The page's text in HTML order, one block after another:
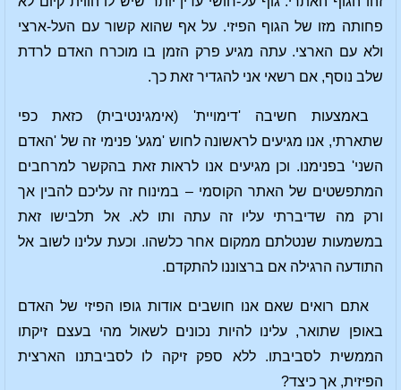
פחותה מזו של הגוף הפיזי. על אף שהוא קשור עם העל-ארצי
ולא עם הארצי. עתה מגיע פרק הזמן בו מוכרח האדם לרדת
שלב נוסף, אם רשאי אני להגדיר זאת כך.
באמצעות חשיבה 'דימויית' (אימגינטיבית) כזאת כפי
שתארתי, אנו מגיעים לראשונה לחוש 'מגע' פנימי זה של 'האדם
השני' בפנימנו. וכן מגיעים אנו לראות זאת בהקשר למרחבים
המתפשטים של האתר הקוסמי – במינוח זה עליכם להבין אך
ורק מה שדיברתי עליו זה עתה ותו לא. אל תלבישו זאת
במשמעות שנטלתם ממקום אחר כלשהו. וכעת עלינו לשוב אל
התודעה הרגילה אם ברצוננו להתקדם.
אתם רואים שאם אנו חושבים אודות גופו הפיזי של האדם
באופן שתואר, עלינו להיות נכונים לשאול מהי בעצם זיקתו
הממשית לסביבתו. ללא ספק זיקה לו לסביבתנו הארצית
הפיזית, אך כיצד?